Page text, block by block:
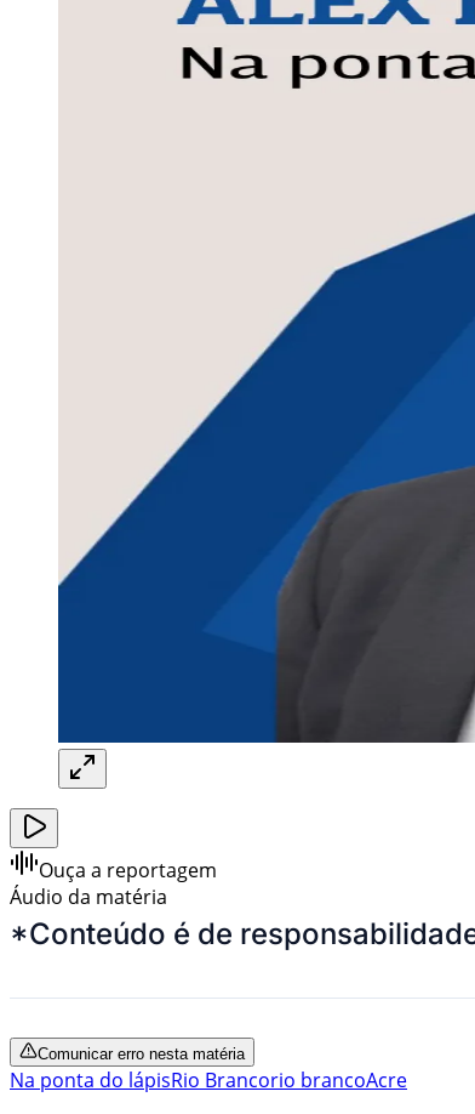
Ouça a reportagem
Áudio da matéria
*Conteúdo é de
Comunicar erro nesta matéria
Na ponta do lápisRio Brancorio brancoAcre